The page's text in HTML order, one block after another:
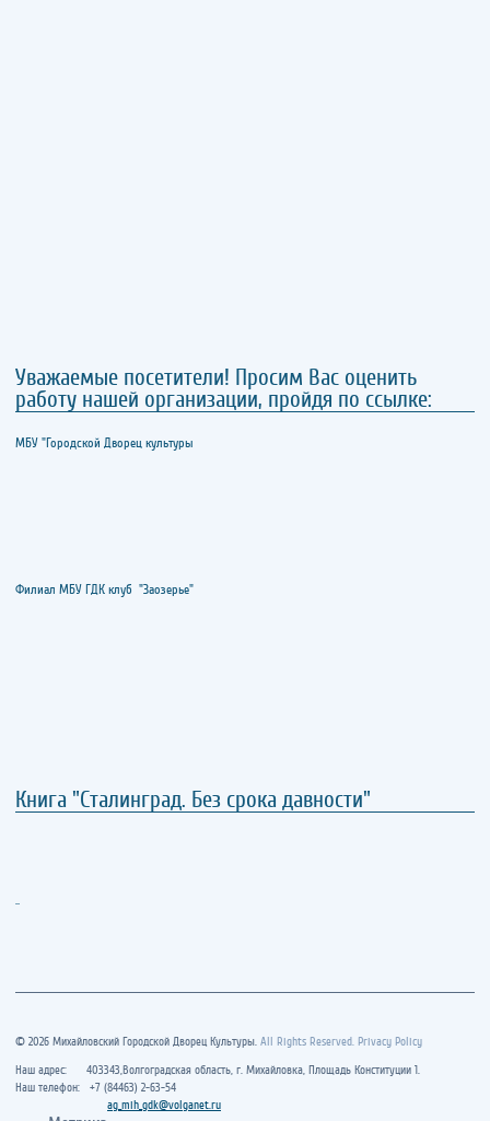
Уважаемые посетители! Просим Вас оценить
работу нашей организации, пройдя по ссылке:
МБУ "Городской Дворец культуры
Филиал МБУ ГДК клуб "Заозерье"
Книга "Сталинград. Без срока давности"
..
© 2026 Михайловский Городской Дворец Культуры. All Rights Reserved. Privacy Policy
Наш адрес: 403343,Волгоградская область, г. Михайловка, Площадь Конституции 1.
Наш телефон: +7 (84463) 2-63-54
ag_mih_gdk@volganet.ru